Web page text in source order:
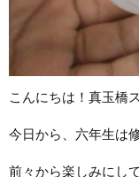
こんにちは！真玉橋
今日から、六年生は
前々から楽しみにし